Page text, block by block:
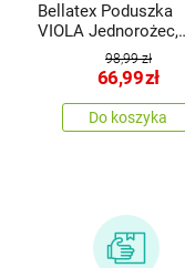
Bellatex Poduszka
VIOLA Jednorożec,
łabędź, 40 x 60 cm
98,99 zł
66,99zł
Do koszyka